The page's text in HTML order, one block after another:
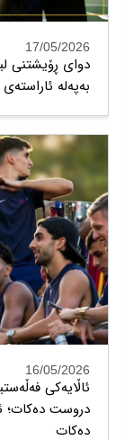
17/05/2026
دوای ڕۆیشتنی
بەپەلە
16/05/2026
ئاڵایەکی
دروست دەکات؛
دەکات